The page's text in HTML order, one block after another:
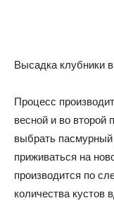
Высадка клубники в
Процесс
весной и во второй
выбрать
приживаться на
производится по
количества кустов